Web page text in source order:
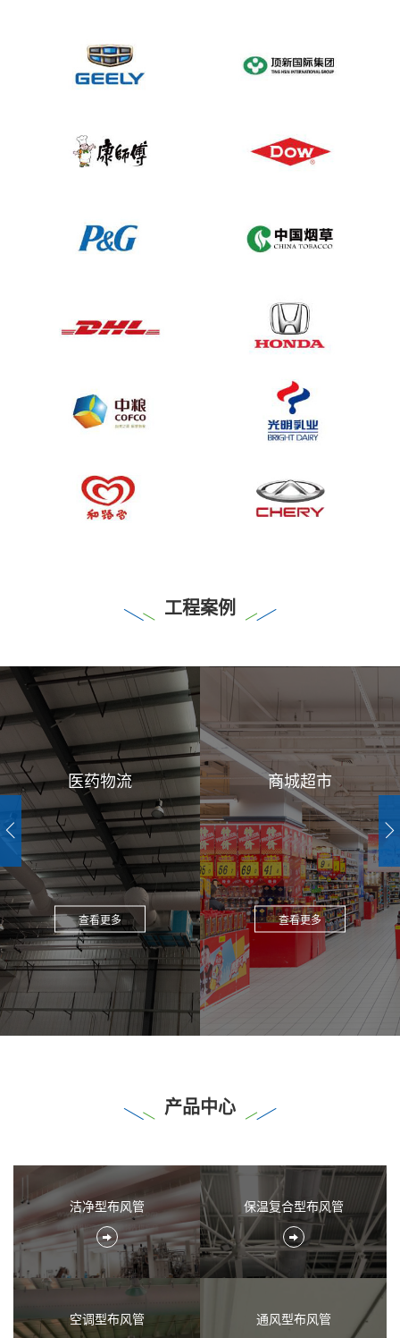
工程案例
医药物流
查看更多
商城超市
查看更多
产品中心
洁净型布风管 保温复合型布风管
空调型布风管 通风型布风管